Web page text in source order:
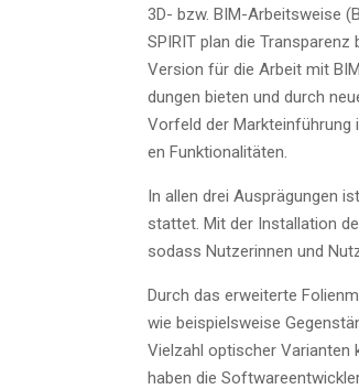
3D- bzw. BIM-Arbeits­wei­se
SPIRIT plan die
Ver­si­on für die Arbeit mit
dun­gen bie­ten und durch
Vor­feld der Markt­ein­füh­rung
en Funktionalitäten.
In allen drei Aus­prä­gun­gen
stat­tet. Mit der Instal­la­ti­on
sodass Nut­ze­rin­nen und
Durch das erwei­ter­te
wie bei­spiels­wei­se
Viel­zahl opti­scher Vari­an­ten
haben die